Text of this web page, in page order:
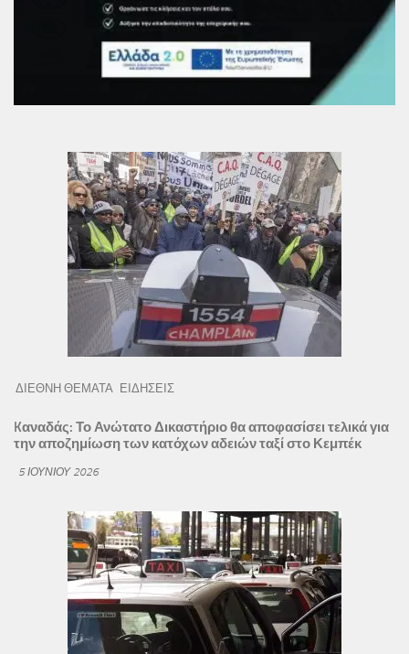
ΔΙΕΘΝΗ ΘΕΜΑΤΑ ΕΙΔΗΣΕΙΣ
Kαναδάς: Το Ανώτατο Δικαστήριο θα αποφασίσει τελικά για
την αποζημίωση των κατόχων αδειών ταξί στο Κεμπέκ
5 ΙΟΥΝΊΟΥ 2026